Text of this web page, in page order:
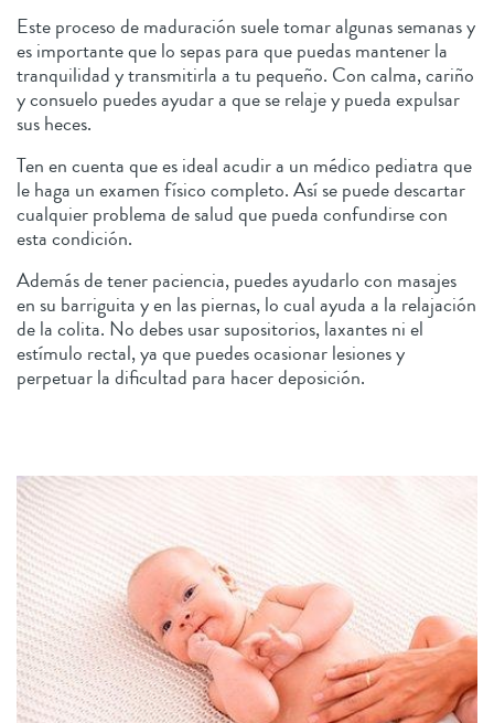
Este proceso de maduración suele tomar algunas semanas y
es importante que lo sepas para que puedas mantener la
tranquilidad y transmitirla a tu pequeño. Con calma, cariño
y consuelo puedes ayudar a que se relaje y pueda expulsar
sus heces.
Ten en cuenta que es ideal acudir a un médico pediatra que
le haga un examen físico completo. Así se puede descartar
cualquier problema de salud que pueda confundirse con
esta condición.
Además de tener paciencia, puedes ayudarlo con masajes
en su barriguita y en las piernas, lo cual ayuda a la relajación
de la colita. No debes usar supositorios, laxantes ni el
estímulo rectal, ya que puedes ocasionar lesiones y
perpetuar la dificultad para hacer deposición.